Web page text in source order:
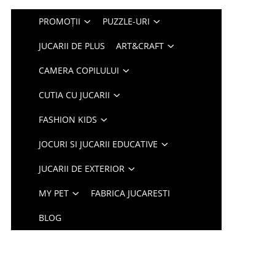
PROMOȚII PUZZLE-URI
JUCARII DE PLUS ART&CRAFT
CAMERA COPILULUI
CUTIA CU JUCARII
FASHION KIDS
JOCURI SI JUCARII EDUCATIVE
JUCARII DE EXTERIOR
MY PET FABRICA JUCARESTI
BLOG